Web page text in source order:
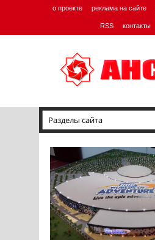
о проекте реклама на сайте
RSS контакты